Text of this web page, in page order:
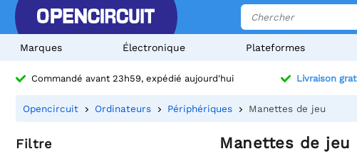
Marques Électronique Plateformes
Commandé avant 23h59, expédié aujourd'hui Livraison
Opencircuit Ordinateurs Périphériques Manettes de jeu
Filtre Manettes de jeu